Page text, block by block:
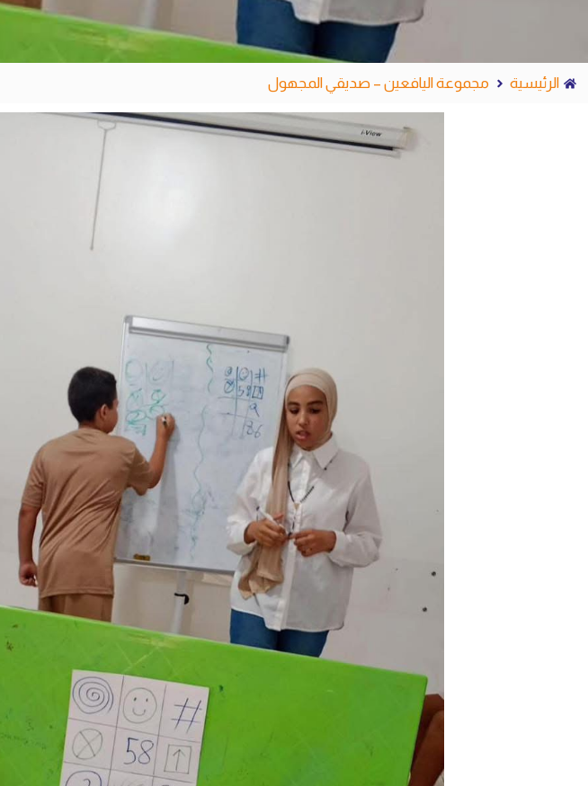
الرئيسية مجموعة اليافعين – صديقي المجهول